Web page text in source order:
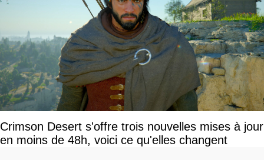
Crimson Desert s'offre trois nouvelles mises à jour
en moins de 48h, voici ce qu'elles changent